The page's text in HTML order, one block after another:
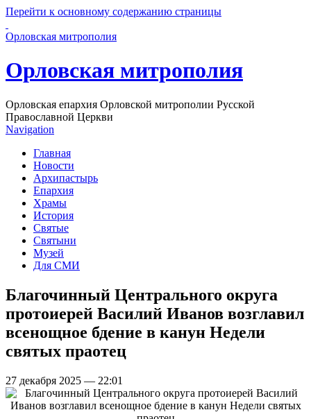
Перейти к основному содержанию страницы
Орловская митрополия
Орловская митрополия
Орловская епархия Орловской митрополии Русской
Православной Церкви
Navigation
Главная
Новости
Архипастырь
Епархия
Храмы
История
Святые
Святыни
Музей
Для СМИ
Благочинный Центрального округа
протоиерей Василий Иванов возглавил
всенощное бдение в канун Недели
святых праотец
27 декабря 2025 — 22:01